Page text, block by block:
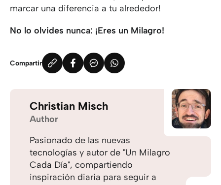
marcar una diferencia a tu alrededor!
No lo olvides nunca: ¡Eres un Milagro!
Compartir
Christian Misch
Author
Pasionado de las nuevas
tecnologías y autor de "Un Milagro
Cada Día", compartiendo
inspiración diaria para seguir a